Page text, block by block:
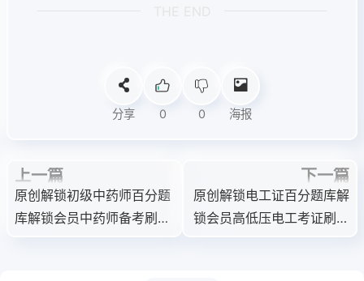
分享 0 0 海报
上一篇
原创解锁初级中药师百分题
库解锁会员中药师备考刷题
下一篇
原创解锁电工证百分题库解
锁会员高低压电工考证刷题
神器